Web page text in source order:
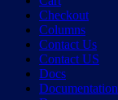
Checkout
Columns
Contact Us
Contact US
Docs
Documentation